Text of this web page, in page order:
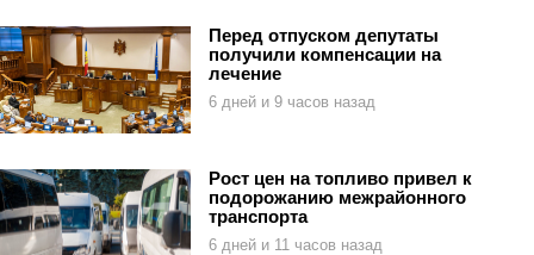
Перед отпуском депутаты
получили компенсации на
лечение
6 дней и 9 часов назад
Рост цен на топливо привел к
подорожанию межрайонного
транспорта
6 дней и 11 часов назад